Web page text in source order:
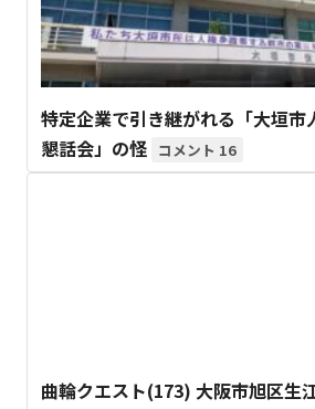
特定企業で引き継がれる「大垣市
懇話会」の怪
16
曲輪クエスト(173) 大阪市